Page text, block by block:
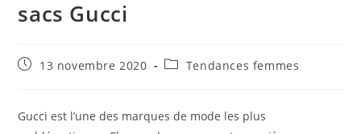
sacs Gucci
Publication
13 novembre 2020
PostTendances femmes
Gucci est l’une des marques de mode les plus